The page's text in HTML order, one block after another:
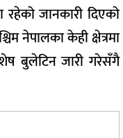
रहेको जानकारी दिएको
नेपालका केही क्षेत्रमा
बुलेटिन जारी गरेसँगै